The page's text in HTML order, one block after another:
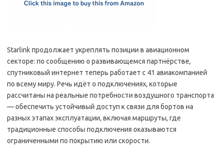
Starlink продолжает укреплять позиции в авиационном
секторе: по сообщению о развивающемся партнёрстве,
спутниковый интернет теперь работает с 41 авиакомпанией
по всему миру. Речь идёт о подключениях, которые
рассчитаны на реальные потребности воздушного транспорта
— обеспечить устойчивый доступ к связи для бортов на
разных этапах эксплуатации, включая маршруты, где
традиционные способы подключения оказываются
ограниченными по покрытию или скорости.